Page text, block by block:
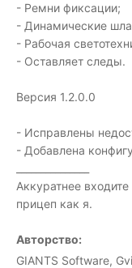
- Ремни фиксации;
- Динамические
- Рабочая
- Оставляет следы.
Версия 1.2.0.0
- Исправлены
- Добавлена
Аккуратнее
прицеп как я.
Авторство:
GIANTS Software,